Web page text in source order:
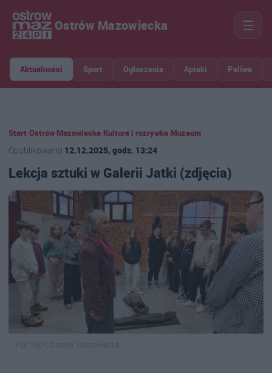
Ostrów Mazowiecka ☰
Aktualności Sport Ogłoszenia Apteki Paliwa
Start Ostrów Mazowiecka Kultura i rozrywka Muzeum
Opublikowano 12.12.2025, godz. 13:24
Lekcja sztuki w Galerii Jatki (zdjęcia)
Fot. MDK Ostrów Mazowiecka